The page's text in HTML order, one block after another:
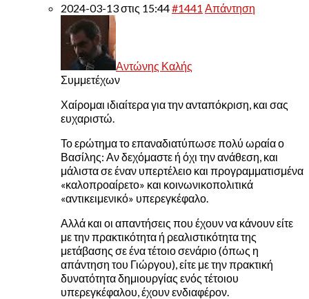
2024-03-13 στις 15:44#1441 Απάντηση
Αντώνης Καλής
Συμμετέχων
Χαίρομαι ιδιαίτερα για την ανταπόκριση, και σας
ευχαριστώ.
Το ερώτημα το επαναδιατύπωσε πολύ ωραία ο
Βασίλης: Αν δεχόμαστε ή όχι την ανάθεση, και
μάλιστα σε έναν υπερτέλειο και προγραμματισμένα
«καλοπροαίρετο» και κοινωνικοπολιτικά
«αντικειμενικό» υπερεγκέφαλο.
Αλλά και οι απαντήσεις που έχουν να κάνουν είτε
με την πρακτικότητα ή ρεαλιστικότητα της
μετάβασης σε ένα τέτοιο σενάριο (όπως η
απάντηση του Γιώργου), είτε με την πρακτική
δυνατότητα δημιουργίας ενός τέτοιου
υπερεγκέφαλου, έχουν ενδιαφέρον.